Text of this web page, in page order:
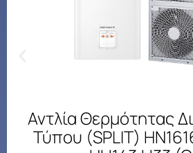
Αντλία Θερμότητας
Τύπου (SPLIT)